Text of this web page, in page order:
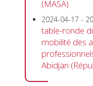
(MASA)
2024-04-17 -
table-ronde
mobilité des
Abidjan